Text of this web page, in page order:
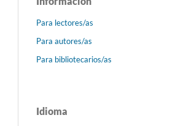
Para lectores/as
Para autores/as
Para bibliotecarios/as
Idioma